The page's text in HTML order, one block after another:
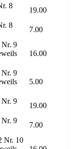
8
19.00
8
7.00
9
16.00
9
5.00
9
19.00
9
7.00
Nr. 10